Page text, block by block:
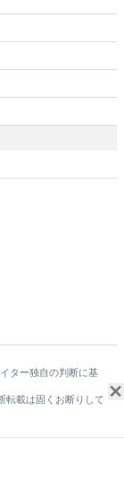
ター独自の判断に基
転載は固くお断りして